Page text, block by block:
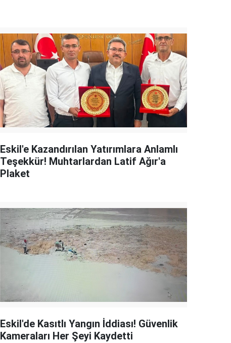
Eskil'e Kazandırılan Yatırımlara Anlamlı
Teşekkür! Muhtarlardan Latif Ağır'a
Plaket
Eskil'de Kasıtlı Yangın İddiası! Güvenlik
Kameraları Her Şeyi Kaydetti